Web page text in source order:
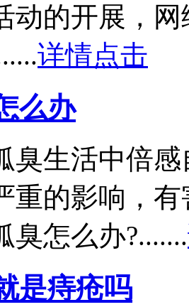
动的开展，
详情点击
么办
臭生活中倍
重的影响，
臭怎么办?.......
是痔疮吗